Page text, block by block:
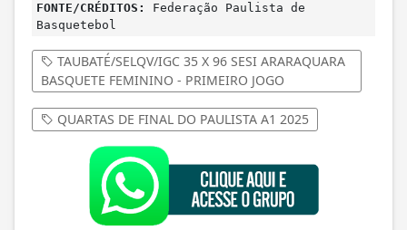
FONTE/CRÉDITOS:
Federação Paulista de
Basquetebol
TAUBATÉ/SELQV/IGC 35 X 96 SESI ARARAQUARA
BASQUETE FEMININO - PRIMEIRO JOGO
QUARTAS DE FINAL DO PAULISTA A1 2025